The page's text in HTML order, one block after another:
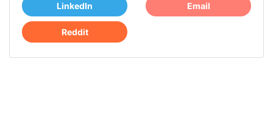
LinkedIn Email
Reddit